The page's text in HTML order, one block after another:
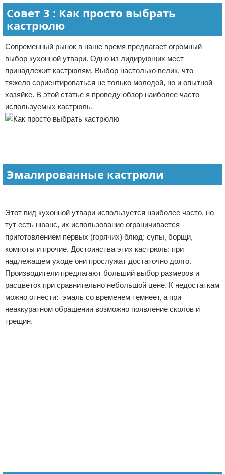
Совет 3 : Как просто выбрать
кастрюлю
Современный рынок в наше время предлагает огромный
выбор кухонной утвари. Одно из лидирующих мест
принадлежит кастрюлям. Выбор настолько велик, что
тяжело сориентироваться не только молодой, но и опытной
хозяйке. В этой статье я проведу обзор наиболее часто
используемых кастрюль.
Эмалированные кастрюли
Этот вид кухонной утвари используется наиболее часто, но
тут есть нюанс, их использование ограничивается
приготовлением первых (горячих) блюд: супы, борщи,
компоты и прочие. Достоинства этих кастрюль: при
надлежащем уходе они прослужат достаточно долго.
Производители предлагают больший выбор размеров и
расцветок при сравнительно небольшой цене. К недостаткам
можно отнести: эмаль со временем темнеет, а при
неаккуратном обращении возможно появление сколов и
трещин.